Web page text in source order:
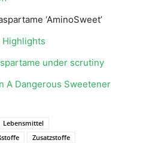
‘AminoSweet’
under scrutiny
A Dangerous Sweetener
Lebensmittel
Zusatzstoffe